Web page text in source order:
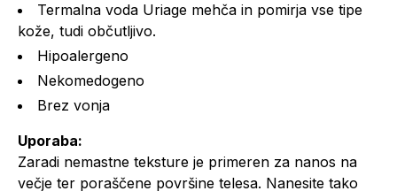
Termalna voda Uriage mehča in pomirja vse tipe
kože, tudi občutljivo.
Hipoalergeno
Nekomedogeno
Brez vonja
Uporaba:
Zaradi nemastne teksture je primeren za nanos na
večje ter poraščene površine telesa. Nanesite tako